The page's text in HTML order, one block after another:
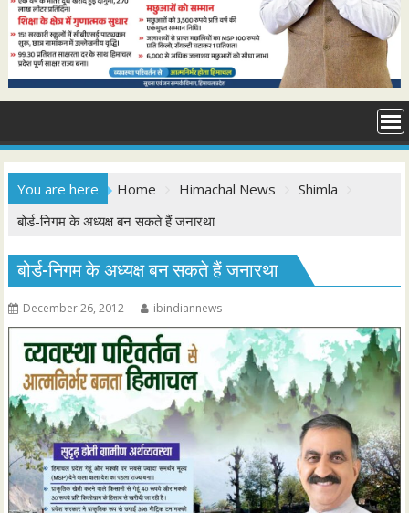
You are here Home Himachal News
Shimla
बोर्ड-निगम के अध्यक्ष बन सकते हैं जनारथा
बोर्ड-निगम के अध्यक्ष बन सकते हैं जनारथा
December 26, 2012 ibindiannews